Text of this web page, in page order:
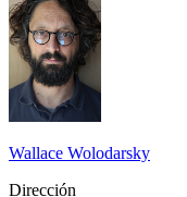
Wallace Wolodarsky
Dirección